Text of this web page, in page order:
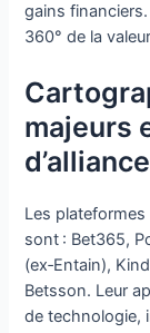
gains
360° de la
majeurs
Les
sont : Bet365,
(ex‑Entain),
Betsson. Leur
de technologie,